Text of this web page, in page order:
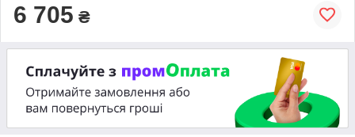
6 705 ₴